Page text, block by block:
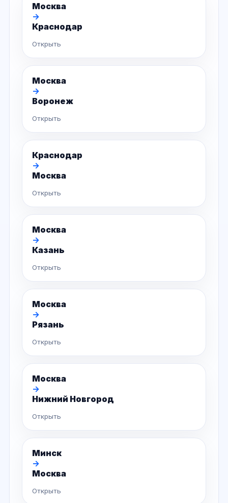
Москва
→
Краснодар
Открыть
Москва
→
Воронеж
Открыть
Краснодар
→
Москва
Открыть
Москва
→
Казань
Открыть
Москва
→
Рязань
Открыть
Москва
→
Нижний Новгород
Открыть
Минск
→
Москва
Открыть